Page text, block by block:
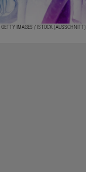
IMAGES / ISTOCK (AUSSCHNITT)